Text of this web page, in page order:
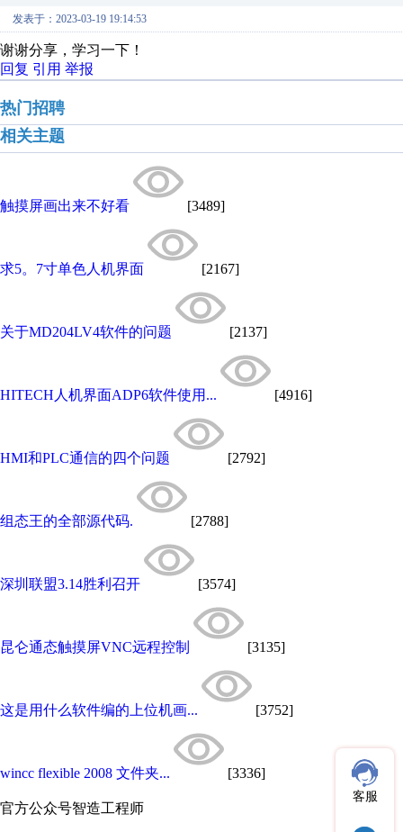
发表于：2023-03-19 19:14:53
谢谢分享，学习一下！
回复 引用 举报
热门招聘
相关主题
触摸屏画出来不好看 [3489]
求5。7寸单色人机界面 [2167]
关于MD204LV4软件的问题 [2137]
HITECH人机界面ADP6软件使用... [4916]
HMI和PLC通信的四个问题 [2792]
组态王的全部源代码. [2788]
深圳联盟3.14胜利召开 [3574]
昆仑通态触摸屏VNC远程控制 [3135]
这是用什么软件编的上位机画... [3752]
wincc flexible 2008 文件夹... [3336]
官方公众号智造工程师
客服